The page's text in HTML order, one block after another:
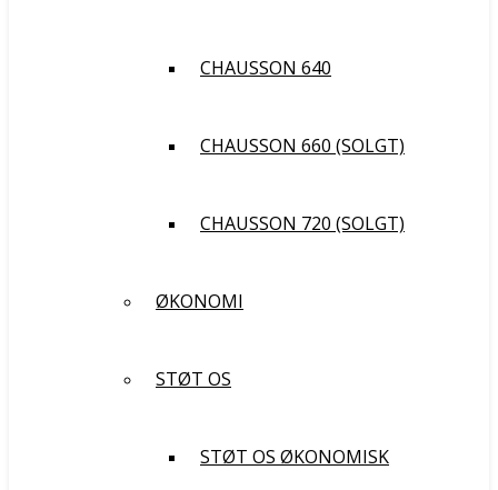
CHAUSSON 640
CHAUSSON 660 (SOLGT)
CHAUSSON 720 (SOLGT)
ØKONOMI
STØT OS
STØT OS ØKONOMISK